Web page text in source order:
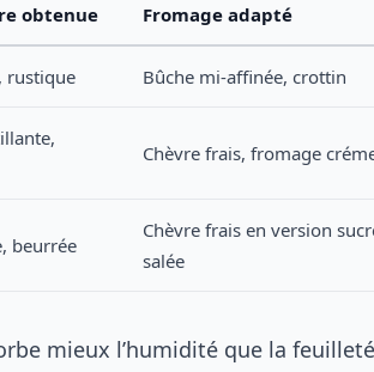
obtenue Fromage adapté
rustique Bûche mi-affinée, crottin
Chèvre frais, fromage
beurrée
Chèvre frais en version
salée
mieux l’humidité que la